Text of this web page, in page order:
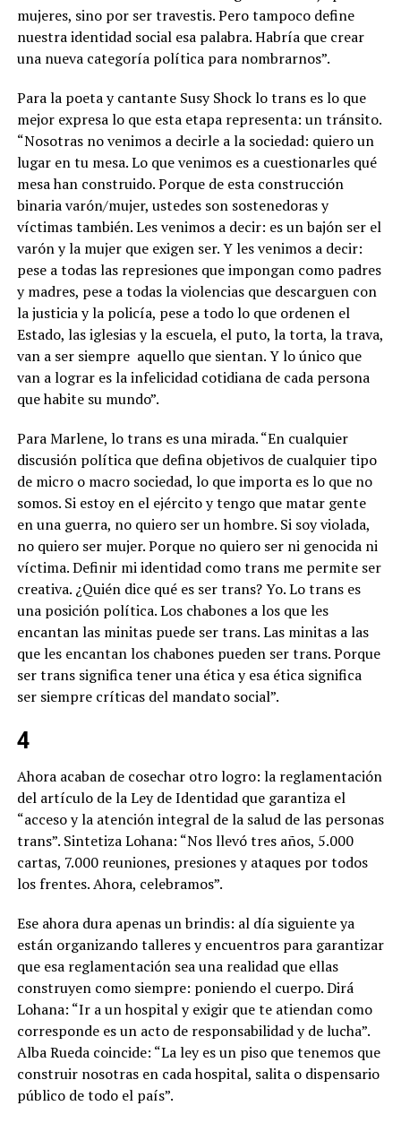
mujeres, sino por ser travestis. Pero tampoco define
nuestra identidad social esa palabra. Habría que crear
una nueva categoría política para nombrarnos”.
Para la poeta y cantante Susy Shock lo trans es lo que
mejor expresa lo que esta etapa representa: un tránsito.
“Nosotras no venimos a decirle a la sociedad: quiero un
lugar en tu mesa. Lo que venimos es a cuestionarles qué
mesa han construido. Porque de esta construcción
binaria varón/mujer, ustedes son sostenedoras y
víctimas también. Les venimos a decir: es un bajón ser el
varón y la mujer que exigen ser. Y les venimos a decir:
pese a todas las represiones que impongan como padres
y madres, pese a todas la violencias que descarguen con
la justicia y la policía, pese a todo lo que ordenen el
Estado, las iglesias y la escuela, el puto, la torta, la trava,
van a ser siempre aquello que sientan. Y lo único que
van a lograr es la infelicidad cotidiana de cada persona
que habite su mundo”.
Para Marlene, lo trans es una mirada. “En cualquier
discusión política que defina objetivos de cualquier tipo
de micro o macro sociedad, lo que importa es lo que no
somos. Si estoy en el ejército y tengo que matar gente
en una guerra, no quiero ser un hombre. Si soy violada,
no quiero ser mujer. Porque no quiero ser ni genocida ni
víctima. Definir mi identidad como trans me permite ser
creativa. ¿Quién dice qué es ser trans? Yo. Lo trans es
una posición política. Los chabones a los que les
encantan las minitas puede ser trans. Las minitas a las
que les encantan los chabones pueden ser trans. Porque
ser trans significa tener una ética y esa ética significa
ser siempre críticas del mandato social”.
4
Ahora acaban de cosechar otro logro: la reglamentación
del artículo de la Ley de Identidad que garantiza el
“acceso y la atención integral de la salud de las personas
trans”. Sintetiza Lohana: “Nos llevó tres años, 5.000
cartas, 7.000 reuniones, presiones y ataques por todos
los frentes. Ahora, celebramos”.
Ese ahora dura apenas un brindis: al día siguiente ya
están organizando talleres y encuentros para garantizar
que esa reglamentación sea una realidad que ellas
construyen como siempre: poniendo el cuerpo. Dirá
Lohana: “Ir a un hospital y exigir que te atiendan como
corresponde es un acto de responsabilidad y de lucha”.
Alba Rueda coincide: “La ley es un piso que tenemos que
construir nosotras en cada hospital, salita o dispensario
público de todo el país”.